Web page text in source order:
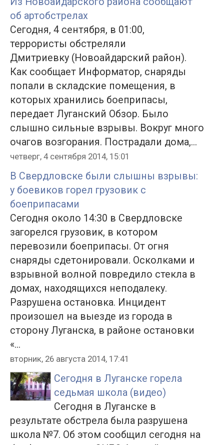
об артобстрелах
Сегодня, 4 сентября, в 01:00,
террористы обстреляли
Дмитриевку (Новоайдарский район).
Как сообщает Информатор, снаряды
попали в складские помещения, в
которых хранились боеприпасы,
передает Луганский Обзор. Было
слышно сильные взрывы. Вокруг много
очагов возгорания. Пострадали дома,...
четверг, 4 сентября 2014, 15:01
В Свердловске были слышны взрывы:
у боевиков горел грузовик с
боеприпасами
Сегодня около 14:30 в Свердловске
загорелся грузовик, в котором
перевозили боеприпасы. От огня
снаряды сдетонировали. Осколками и
взрывной волной повредило стекла в
домах, находящихся неподалеку.
Разрушена остановка. Инцидент
произошел на выезде из города в
сторону Луганска, в районе остановки
«...
вторник, 26 августа 2014, 17:41
Сегодня в Луганске горела
седьмая школа (видео)
Сегодня в Луганске в
результате обстрела была разрушена
школа №7. Об этом сообщил сегодня на